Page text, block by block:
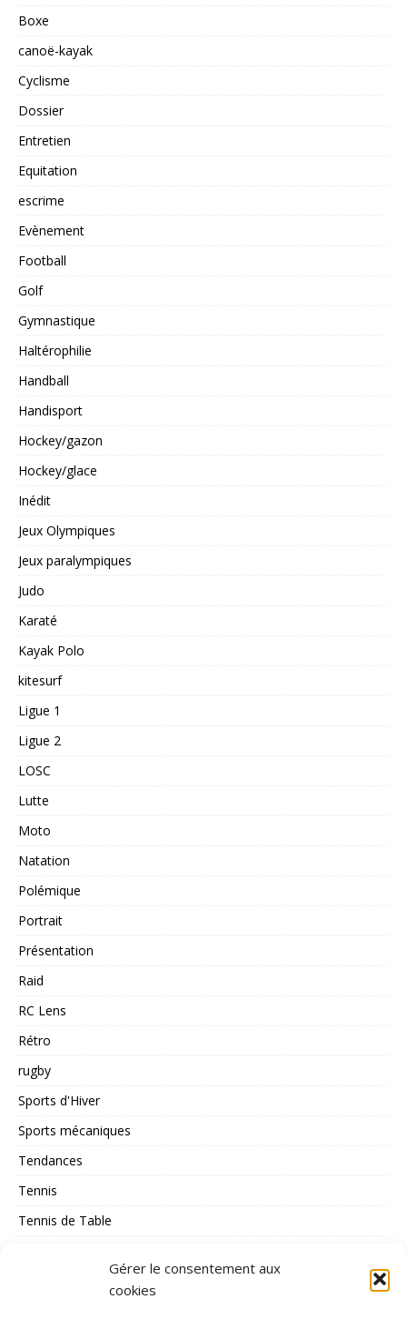
Gérer le consentement aux
cookies
Boxe
canoë-kayak
Cyclisme
Dossier
Entretien
Equitation
escrime
Evènement
Football
Golf
Gymnastique
Haltérophilie
Handball
Handisport
Hockey/gazon
Hockey/glace
Inédit
Jeux Olympiques
Jeux paralympiques
Judo
Karaté
Kayak Polo
kitesurf
Ligue 1
Ligue 2
LOSC
Lutte
Moto
Natation
Polémique
Portrait
Présentation
Raid
RC Lens
Rétro
rugby
Sports d'Hiver
Sports mécaniques
Tendances
Tennis
Tennis de Table